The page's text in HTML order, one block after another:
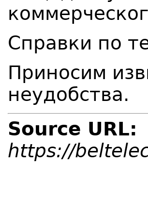
Справки по
Приносим
неудобства.
Source URL:
https://